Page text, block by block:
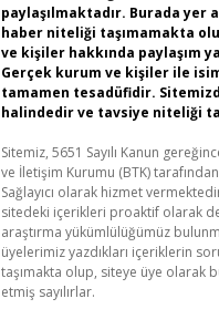
paylaşılmaktadır. Burada yer
haber niteliği taşımamakta
ve kişiler hakkında paylaşım
Gerçek kurum ve kişiler ile
tamamen tesadüfidir.
halindedir ve tavsiye niteliği
Sitemiz, 5651 Sayılı Kanun
ve İletişim Kurumu (BTK)
Sağlayıcı olarak hizmet
sitedeki içerikleri proaktif olarak
araştırma yükümlülüğümüz
üyelerimiz yazdıkları içeriklerin
taşımakta olup, siteye üye olarak
etmiş sayılırlar.